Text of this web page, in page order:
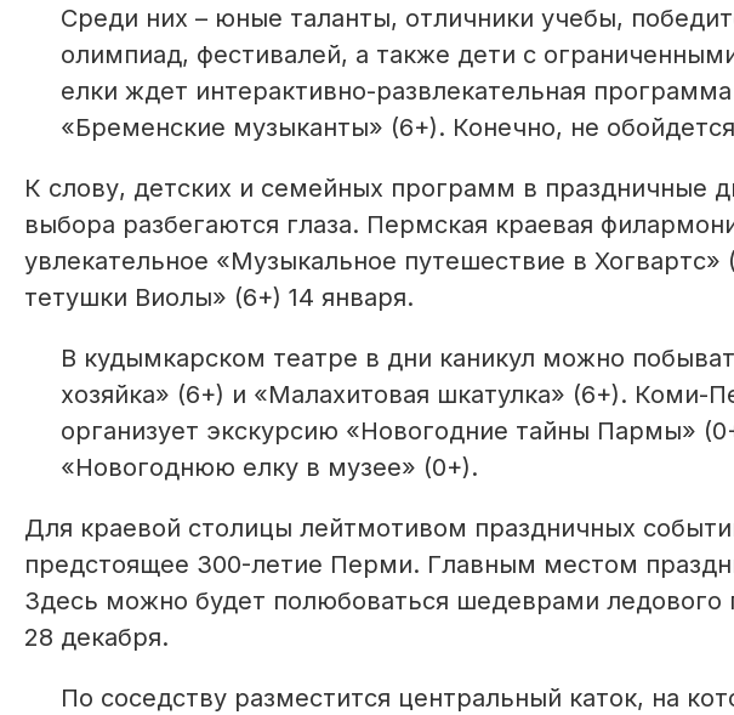
Среди них – юные таланты, отличники учебы,
олимпиад, фестивалей, а также дети с
елки ждет интерактивно-развлекательная
«Бременские музыканты» (6+). Конечно, не
К слову, детских и семейных программ в праздничные
выбора разбегаются глаза. Пермская краевая
увлекательное «Музыкальное путешествие в
тетушки Виолы» (6+) 14 января.
В кудымкарском театре в дни каникул можно
хозяйка» (6+) и «Малахитовая шкатулка» (6+). Коми-
организует экскурсию «Новогодние тайны Пармы»
«Новогоднюю елку в музее» (0+).
Для краевой столицы лейтмотивом праздничных
предстоящее 300-летие Перми. Главным местом
Здесь можно будет полюбоваться шедеврами ледового
28 декабря.
По соседству разместится центральный каток, на